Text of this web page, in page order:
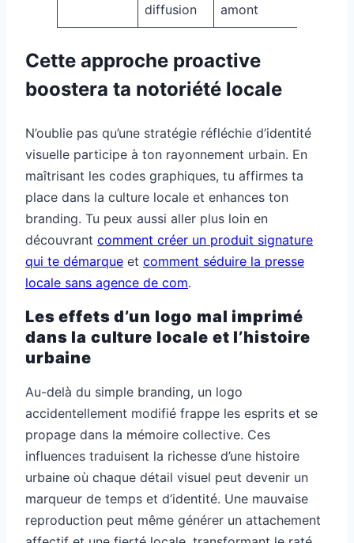
diffusion
amont
Cette approche proactive
boostera ta notoriété locale
N’oublie pas qu’une stratégie réfléchie d’identité
visuelle participe à ton rayonnement urbain. En
maîtrisant les codes graphiques, tu affirmes ta
place dans la culture locale et enhances ton
branding. Tu peux aussi aller plus loin en
découvrant comment créer un produit signature
qui te démarque et comment séduire la presse
locale sans agence de com.
Les effets d’un logo mal imprimé
dans la culture locale et l’histoire
urbaine
Au-delà du simple branding, un logo
accidentellement modifié frappe les esprits et se
propage dans la mémoire collective. Ces
influences traduisent la richesse d’une histoire
urbaine où chaque détail visuel peut devenir un
marqueur de temps et d’identité. Une mauvaise
reproduction peut même générer un attachement